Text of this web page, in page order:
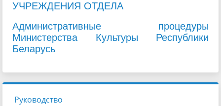
УЧРЕЖДЕНИЯ ОТДЕЛА
Административные процедуры
Министерства Культуры Республики
Беларусь
Руководство